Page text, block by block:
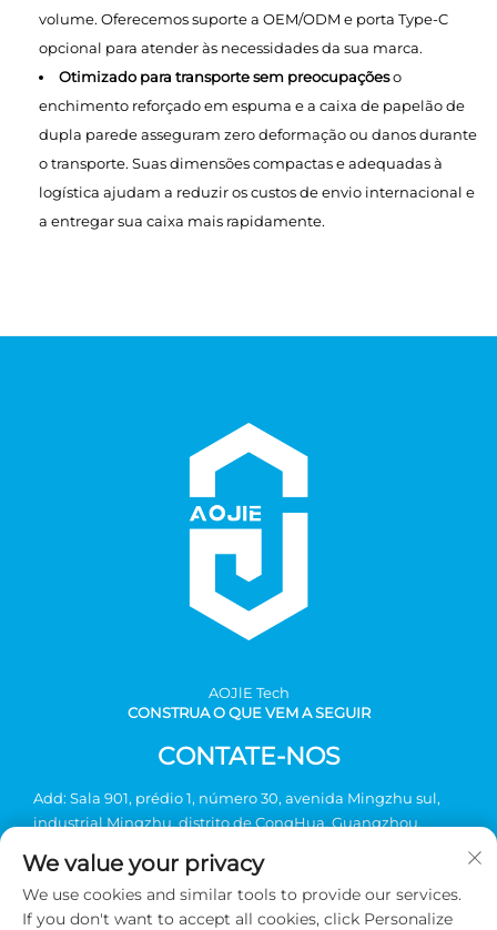
volume. Oferecemos suporte a OEM/ODM e porta Type-C
opcional para atender às necessidades da sua marca.
Otimizado para transporte sem preocupaçõeso
enchimento reforçado em espuma e a caixa de papelão de
dupla parede asseguram zero deformação ou danos durante
o transporte. Suas dimensões compactas e adequadas à
logística ajudam a reduzir os custos de envio internacional e
a entregar sua caixa mais rapidamente.
AOJlE Tech
CONSTRUA O QUE VEM A SEGUIR
CONTATE-NOS
Add: Sala 901, prédio 1, número 30, avenida Mingzhu sul,
industrial Mingzhu, distrito de CongHua, Guangzhou,
+86-2036031688 Ramal 8048
E-mail:[email protected]
We value your privacy
We use cookies and similar tools to provide our services.
If you don't want to accept all cookies, click Personalize